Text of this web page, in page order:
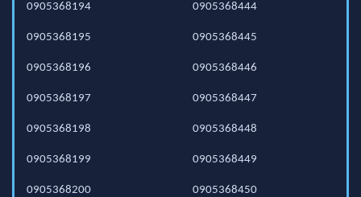
0905368194
0905368195
0905368196
0905368197
0905368198
0905368199
0905368200
0905368444
0905368445
0905368446
0905368447
0905368448
0905368449
0905368450